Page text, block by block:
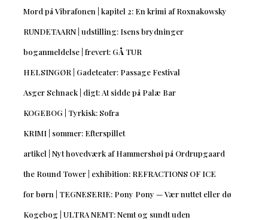
Mord på Vibrafonen | kapitel 2: En krimi af Roxnakowsky
RUNDETAARN | udstilling: Isens brydninger
boganmeldelse | frevert: GÅ TUR
HELSINGØR | Gadeteater: Passage Festival
Asger Schnack | digt: At sidde på Palæ Bar
KOGEBOG | Tyrkisk: Sofra
KRIMI | sommer: Efterspillet
artikel | Nyt hovedværk af Hammershøi på Ordrupgaard
the Round Tower | exhibition: REFRACTIONS OF ICE
for børn | TEGNESERIE: Pony Pony — Vær nuttet eller dø
Kogebog | ULTRA NEMT: Nemt og sundt uden